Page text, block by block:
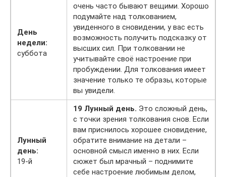
День
недели:
суббота
очень часто бывают вещими. Хорошо
подумайте над толкованием,
увиденного в сновидении, у вас есть
возможность получить подсказку от
высших сил. При толковании не
учитывайте своё настроение при
пробуждении. Для толкования имеет
значение только те образы, которые
вы увидели.
Лунный
день:
19-й
19 Лунный день. Это сложный день,
с точки зрения толкования снов. Если
вам приснилось хорошее сновидение,
обратите внимание на детали –
основной смысл именно в них. Если
сюжет был мрачный – поднимите
себе настроение любимым делом,